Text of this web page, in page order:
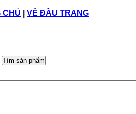
CHỦ VỀ ĐẦU TRANG
Tìm sản phẩm